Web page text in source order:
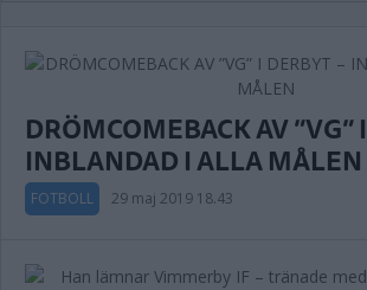
DRÖMCOMEBACK AV ”VG”
INBLANDAD I ALLA MÅLEN
FOTBOLL 29 maj 2019 18.43